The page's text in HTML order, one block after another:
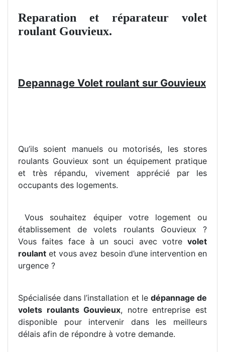
Reparation et réparateur volet
roulant Gouvieux.
Depannage Volet roulant sur Gouvieux
Qu’ils soient manuels ou motorisés, les stores
roulants Gouvieux sont un équipement pratique
et très répandu, vivement apprécié par les
occupants des logements.
Vous souhaitez équiper votre logement ou
établissement de volets roulants Gouvieux ?
Vous faites face à un souci avec votre volet
roulant et vous avez besoin d’une intervention en
urgence ?
Spécialisée dans l’installation et le dépannage de
volets roulants Gouvieux, notre entreprise est
disponible pour intervenir dans les meilleurs
délais afin de répondre à votre demande.